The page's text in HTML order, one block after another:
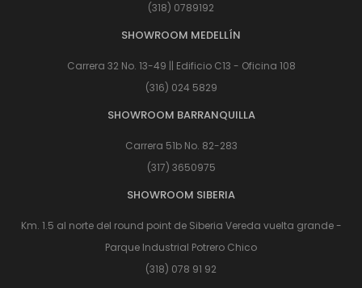
(318) 0789192
SHOWROOM MEDELLÍN
Carrera 32 No. 13-49 || Edificio C13 - Oficina 108
(316) 024 5829
SHOWROOM BARRANQUILLA
Carrera 51b No. 82-283
(317) 3650975
SHOWROOM SIBERIA
Km. 1.5 al norte del round point de Siberia Vereda vuelta grande -
Parque Industrial Potrero Chico
(318) 078 91 92